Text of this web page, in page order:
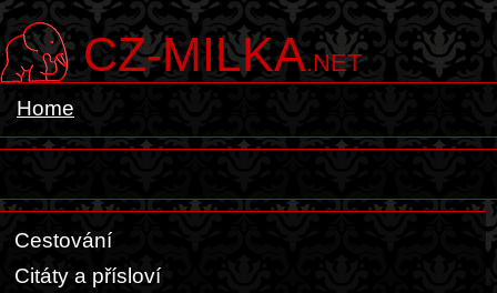
CZ-MILKA.NET
Home
Cestování
Citáty a přísloví